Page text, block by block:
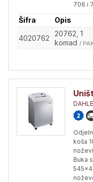
706 i
Šifra Opis
4020762
20762, 1
komad /
DAHLE
koša
Buka